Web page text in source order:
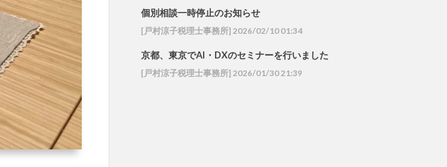
個別相談一時停止のお知らせ
[戸村涼子税理士事務所] 2026/02/10 01:34
京都、東京でAI・DXのセミナーを行いました
[戸村涼子税理士事務所] 2026/01/30 21:39